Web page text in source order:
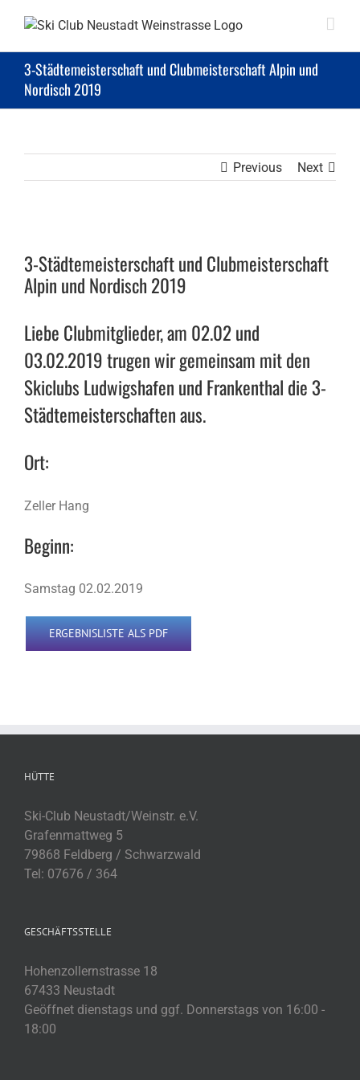
3-Städtemeisterschaft und Clubmeisterschaft Alpin und
Nordisch 2019
Previous Next
Larger
Image
3-Städtemeisterschaft und Clubmeisterschaft
Alpin und Nordisch 2019
Liebe Clubmitglieder, am 02.02 und
03.02.2019 trugen wir gemeinsam mit den
Skiclubs Ludwigshafen und Frankenthal die 3-
Städtemeisterschaften aus.
Ort:
Zeller Hang
Beginn:
Samstag 02.02.2019
ERGEBNISLISTE ALS PDF
HÜTTE
Ski-Club Neustadt/Weinstr. e.V.
Grafenmattweg 5
79868 Feldberg / Schwarzwald
Tel: 07676 / 364
GESCHÄFTSSTELLE
Hohenzollernstrasse 18
67433 Neustadt
Geöffnet dienstags und ggf. Donnerstags von 16:00 -
18:00